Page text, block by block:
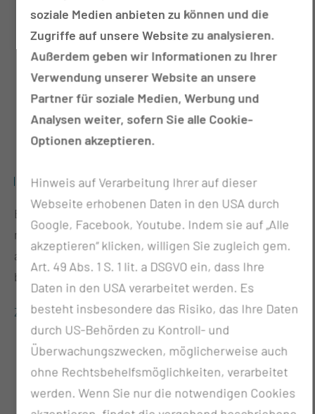
TRANSFER & GRÜNDUNG
Entwickeln, testen, zertifizieren – Wir wollen
medizintechnologische Innovationen und Start-Ups
aus der Gesundheitsbranche bis zur Marktreife
begleiten.
Zur Detailansicht
soziale Medien anbieten zu können und die
Zugriffe auf unsere Website zu analysieren.
Außerdem geben wir Informationen zu Ihrer
Verwendung unserer Website an unsere
Partner für soziale Medien, Werbung und
Analysen weiter, sofern Sie alle Cookie-
Optionen akzeptieren.
Hinweis auf Verarbeitung Ihrer auf dieser
Webseite erhobenen Daten in den USA durch
Google, Facebook, Youtube. Indem sie auf „Alle
akzeptieren“ klicken, willigen Sie zugleich gem.
Art. 49 Abs. 1 S. 1 lit. a DSGVO ein, dass Ihre
Daten in den USA verarbeitet werden. Es
besteht insbesondere das Risiko, das Ihre Daten
durch US-Behörden zu Kontroll- und
Überwachungszwecken, möglicherweise auch
ohne Rechtsbehelfsmöglichkeiten, verarbeitet
werden. Wenn Sie nur die notwendigen Cookies